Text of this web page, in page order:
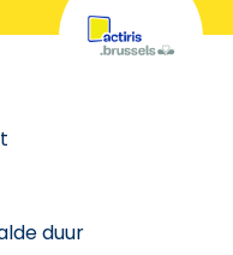
duur